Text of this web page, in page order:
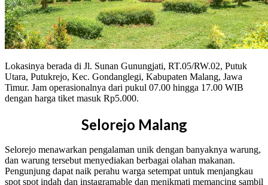
Lokasinya berada di Jl. Sunan Gunungjati, RT.05/RW.02, Putuk
Utara, Putukrejo, Kec. Gondanglegi, Kabupaten Malang, Jawa
Timur. Jam operasionalnya dari pukul 07.00 hingga 17.00 WIB
dengan harga tiket masuk Rp5.000.
Selorejo Malang
Selorejo menawarkan pengalaman unik dengan banyaknya warung,
dan warung tersebut menyediakan berbagai olahan makanan.
Pengunjung dapat naik perahu warga setempat untuk menjangkau
spot spot indah dan instagramable dan menikmati memancing sambil